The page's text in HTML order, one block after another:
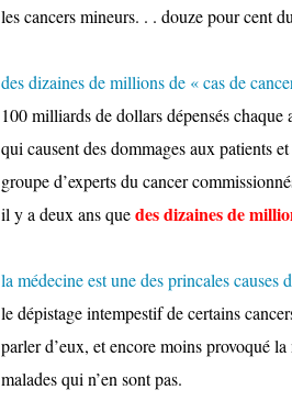
les cancers mineurs. . . douze pour cent
des dizaines de millions de « cas de
100 milliards de dollars dépensés
qui causent des dommages aux patients
groupe d’experts du cancer
il y a deux ans quedes dizaines de
la médecine est une des princales causes
le dépistage intempestif de certains
parler d’eux, et encore moins provoqué
malades qui n’en sont pas.